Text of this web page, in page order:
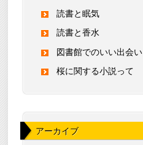
読書と眠気
読書と香水
図書館でのいい出会い
桜に関する小説って
アーカイブ